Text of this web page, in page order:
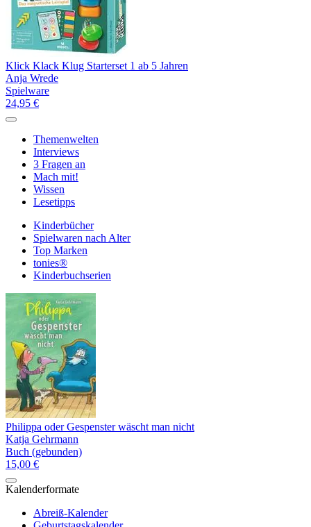
Klick Klack Klug Starterset 1 ab 5 Jahren
Anja Wrede
Spielware
24,95 €
Themenwelten
Interviews
3 Fragen an
Mach mit!
Wissen
Lesetipps
Kinderbücher
Spielwaren nach Alter
Top Marken
tonies®
Kinderbuchserien
Philippa oder Gespenster wäscht man nicht
Katja Gehrmann
Buch (gebunden)
15,00 €
Kalenderformate
Abreiß-Kalender